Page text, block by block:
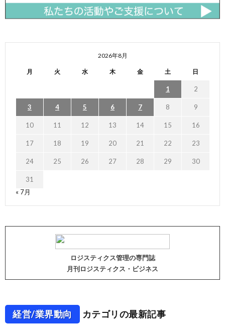
2026年8月
月 火 水 木 金 土 日
1 2
3 4 5 6 7 8 9
10 11 12 13 14 15 16
17 18 19 20 21 22 23
24 25 26 27 28 29 30
31
« 7月
ロジスティクス管理の専門誌
月刊ロジスティクス・ビジネス
経営/業界動向 カテゴリの最新記事